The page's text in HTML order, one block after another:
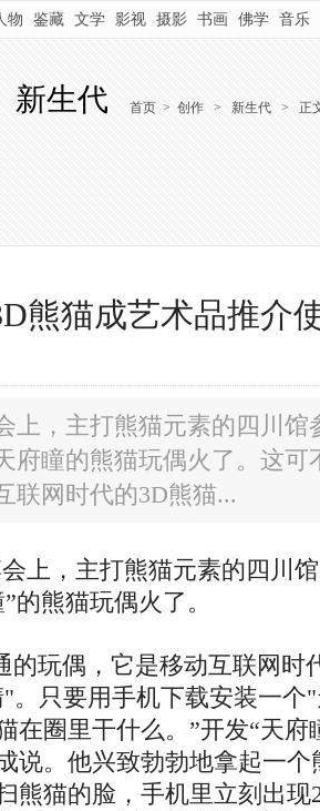
物 鉴藏 文学 影视 摄影 书画 佛学 音乐
新生代 首页 > 创作 > 新生代 > 正
熊猫成艺术品推介
上，主打熊猫元素的四川馆
府瞳的熊猫玩偶火了。这可
联网时代的3D熊猫...
上，主打熊猫元素的四川
的熊猫玩偶火了。
的玩偶，它是移动互联网时
。只要用手机下载安装一个
在圈里干什么。”开发“天府
说。他兴致勃勃地拿起一
熊猫的脸，手机里立刻出现